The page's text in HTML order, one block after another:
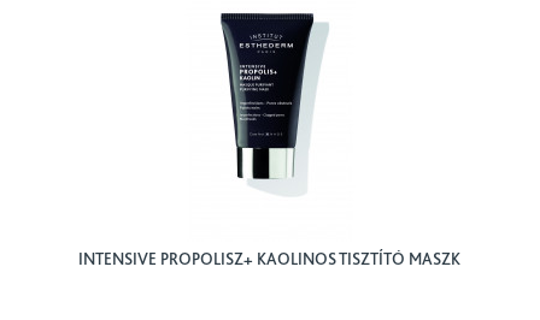
INTENSIVE PROPOLISZ+ KAOLINOS TISZTÍTÓ MASZK